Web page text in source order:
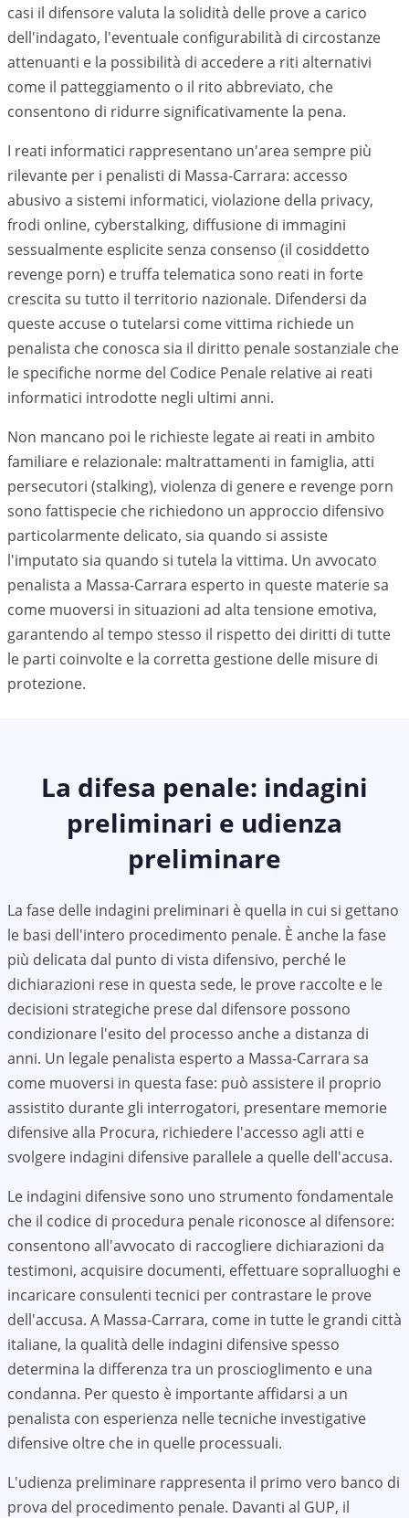
casi il difensore valuta la solidità delle prove a carico
dell'indagato, l'eventuale configurabilità di circostanze
attenuanti e la possibilità di accedere a riti alternativi
come il patteggiamento o il rito abbreviato, che
consentono di ridurre significativamente la pena.
I reati informatici rappresentano un'area sempre più
rilevante per i penalisti di Massa-Carrara: accesso
abusivo a sistemi informatici, violazione della privacy,
frodi online, cyberstalking, diffusione di immagini
sessualmente esplicite senza consenso (il cosiddetto
revenge porn) e truffa telematica sono reati in forte
crescita su tutto il territorio nazionale. Difendersi da
queste accuse o tutelarsi come vittima richiede un
penalista che conosca sia il diritto penale sostanziale che
le specifiche norme del Codice Penale relative ai reati
informatici introdotte negli ultimi anni.
Non mancano poi le richieste legate ai reati in ambito
familiare e relazionale: maltrattamenti in famiglia, atti
persecutori (stalking), violenza di genere e revenge porn
sono fattispecie che richiedono un approccio difensivo
particolarmente delicato, sia quando si assiste
l'imputato sia quando si tutela la vittima. Un avvocato
penalista a Massa-Carrara esperto in queste materie sa
come muoversi in situazioni ad alta tensione emotiva,
garantendo al tempo stesso il rispetto dei diritti di tutte
le parti coinvolte e la corretta gestione delle misure di
protezione.
La difesa penale: indagini
preliminari e udienza
preliminare
La fase delle indagini preliminari è quella in cui si gettano
le basi dell'intero procedimento penale. È anche la fase
più delicata dal punto di vista difensivo, perché le
dichiarazioni rese in questa sede, le prove raccolte e le
decisioni strategiche prese dal difensore possono
condizionare l'esito del processo anche a distanza di
anni. Un legale penalista esperto a Massa-Carrara sa
come muoversi in questa fase: può assistere il proprio
assistito durante gli interrogatori, presentare memorie
difensive alla Procura, richiedere l'accesso agli atti e
svolgere indagini difensive parallele a quelle dell'accusa.
Le indagini difensive sono uno strumento fondamentale
che il codice di procedura penale riconosce al difensore:
consentono all'avvocato di raccogliere dichiarazioni da
testimoni, acquisire documenti, effettuare sopralluoghi e
incaricare consulenti tecnici per contrastare le prove
dell'accusa. A Massa-Carrara, come in tutte le grandi città
italiane, la qualità delle indagini difensive spesso
determina la differenza tra un proscioglimento e una
condanna. Per questo è importante affidarsi a un
penalista con esperienza nelle tecniche investigative
difensive oltre che in quelle processuali.
L'udienza preliminare rappresenta il primo vero banco di
prova del procedimento penale. Davanti al GUP, il